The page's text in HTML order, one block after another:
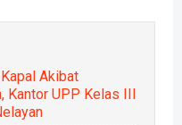
Akibat
Kantor UPP Kelas III